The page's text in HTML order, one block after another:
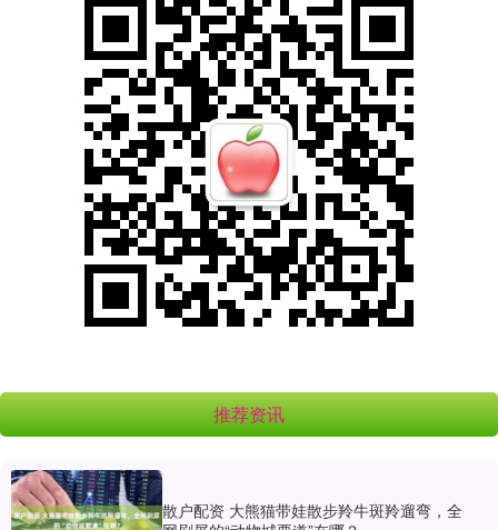
推荐资讯
散户配资 大熊猫带娃散步羚牛斑羚遛弯，全